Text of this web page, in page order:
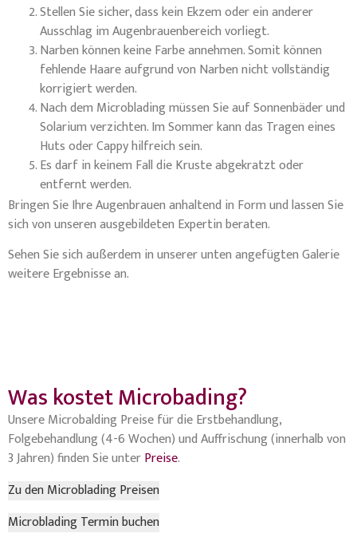
Stellen Sie sicher, dass kein Ekzem oder ein anderer
Ausschlag im Augenbrauenbereich vorliegt.
Narben können keine Farbe annehmen. Somit können
fehlende Haare aufgrund von Narben nicht vollständig
korrigiert werden.
Nach dem Microblading müssen Sie auf Sonnenbäder und
Solarium verzichten. Im Sommer kann das Tragen eines
Huts oder Cappy hilfreich sein.
Es darf in keinem Fall die Kruste abgekratzt oder
entfernt werden.
Bringen Sie Ihre Augenbrauen anhaltend in Form und lassen Sie
sich von unseren ausgebildeten Expertin beraten.
Sehen Sie sich außerdem in unserer unten angefügten Galerie
weitere Ergebnisse an.
Was kostet Microbading?
Unsere Microbalding Preise für die Erstbehandlung,
Folgebehandlung (4-6 Wochen) und Auffrischung (innerhalb von
3 Jahren) finden Sie unterPreise.
Zu den Microblading Preisen
Microblading Termin buchen